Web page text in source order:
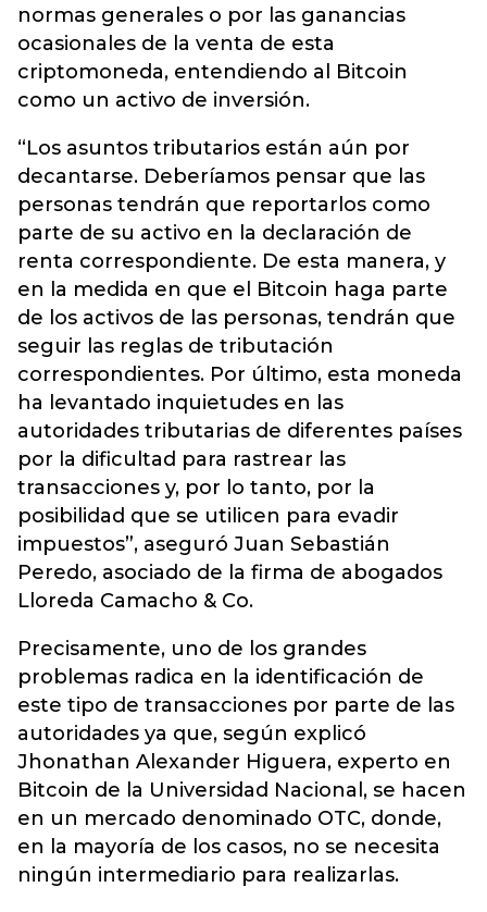
normas generales o por las ganancias
ocasionales de la venta de esta
criptomoneda, entendiendo al Bitcoin
como un activo de inversión.
“Los asuntos tributarios están aún por
decantarse. Deberíamos pensar que las
personas tendrán que reportarlos como
parte de su activo en la declaración de
renta correspondiente. De esta manera, y
en la medida en que el Bitcoin haga parte
de los activos de las personas, tendrán que
seguir las reglas de tributación
correspondientes. Por último, esta moneda
ha levantado inquietudes en las
autoridades tributarias de diferentes países
por la dificultad para rastrear las
transacciones y, por lo tanto, por la
posibilidad que se utilicen para evadir
impuestos”, aseguró Juan Sebastián
Peredo, asociado de la firma de abogados
Lloreda Camacho & Co.
Precisamente, uno de los grandes
problemas radica en la identificación de
este tipo de transacciones por parte de las
autoridades ya que, según explicó
Jhonathan Alexander Higuera, experto en
Bitcoin de la Universidad Nacional, se hacen
en un mercado denominado OTC, donde,
en la mayoría de los casos, no se necesita
ningún intermediario para realizarlas.